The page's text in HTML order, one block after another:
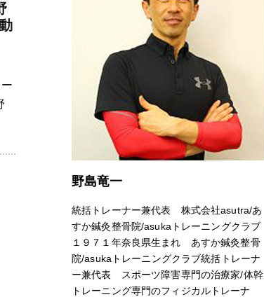
野島竜一
統括トレーナー兼代表 株式会社asutra/あ
すか鍼灸整骨院/asukaトレーニングクラブ
１９７１年奈良県生まれ あすか鍼灸整骨
院/asukaトレーニングクラブ統括トレーナ
ー兼代表 スポーツ障害専門の治療家/体幹
トレーニング専門のフィジカルトレーナ